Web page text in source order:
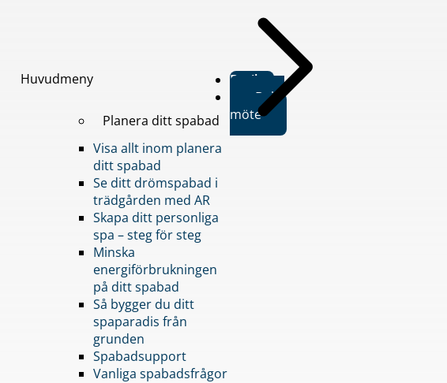
Huvudmeny
Planera ditt spabad
Visa allt inom planera
ditt spabad
Se ditt drömspabad i
trädgården med AR
Skapa ditt personliga
spa – steg för steg
Minska
energiförbrukningen
på ditt spabad
Så bygger du ditt
spaparadis från
grunden
Spabadsupport
Vanliga spabadsfrågor
Butiker
Boka
möte